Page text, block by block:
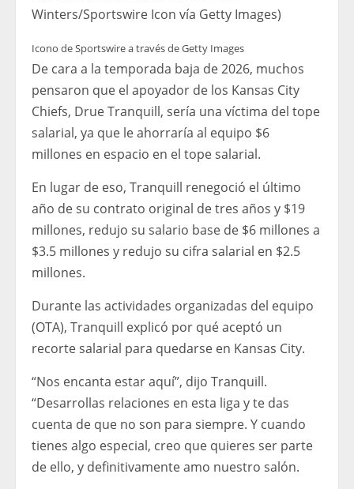
Winters/Sportswire Icon vía Getty Images)
Icono de Sportswire a través de Getty Images
De cara a la temporada baja de 2026, muchos
pensaron que el apoyador de los Kansas City
Chiefs, Drue Tranquill, sería una víctima del tope
salarial, ya que le ahorraría al equipo $6
millones en espacio en el tope salarial.
En lugar de eso, Tranquill renegoció el último
año de su contrato original de tres años y $19
millones, redujo su salario base de $6 millones a
$3.5 millones y redujo su cifra salarial en $2.5
millones.
Durante las actividades organizadas del equipo
(OTA), Tranquill explicó por qué aceptó un
recorte salarial para quedarse en Kansas City.
“Nos encanta estar aquí”, dijo Tranquill.
“Desarrollas relaciones en esta liga y te das
cuenta de que no son para siempre. Y cuando
tienes algo especial, creo que quieres ser parte
de ello, y definitivamente amo nuestro salón.